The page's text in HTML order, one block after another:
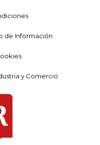
de Información
y Comercio